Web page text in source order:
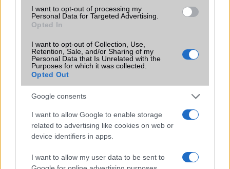
I want to opt-out of processing my
Personal Data for Targeted Advertising.
Opted In
I want to opt-out of Collection, Use,
Retention, Sale, and/or Sharing of my
Personal Data that Is Unrelated with the
Purposes for which it was collected.
Opted Out
Google consents
I want to allow Google to enable storage
related to advertising like cookies on web or
device identifiers in apps.
I want to allow my user data to be sent to
Átlátszó, flexibilis AMOLED kijelző
LG G Flex: hajlékony kijelzővel
Lefelezték az iPhone X gyártást
A Samsung már gyártja a kijelzőt az iPhone 15-höz
A Samsung hároméves exkluzív OLED megállapodást